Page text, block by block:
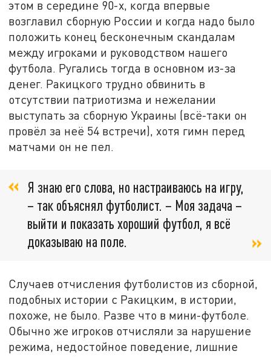
этом в середине 90-х, когда впервые
возглавил сборную России и когда надо было
положить конец бесконечным скандалам
между игроками и руководством нашего
футбола. Ругались тогда в основном из-за
денег. Ракицкого трудно обвинить в
отсутствии патриотизма и нежелании
выступать за сборную Украины (всё-таки он
провёл за неё 54 встречи), хотя гимн перед
матчами он не пел.
Я знаю его слова, но настраиваюсь на игру,
– так объяснял футболист. – Моя задача –
выйти и показать хороший футбол, я всё
доказываю на поле.
Случаев отчисления футболистов из сборной,
подобных истории с Ракицким, в истории,
похоже, не было. Разве что в мини-футболе.
Обычно же игроков отчисляли за нарушение
режима, недостойное поведение, лишние